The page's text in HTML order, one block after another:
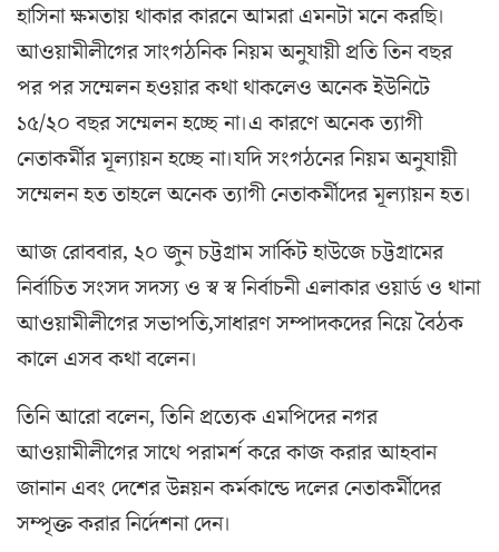
হাসিনা ক্ষমতায় থাকার কারনে আমরা এমনটা মনে করছি।
আওয়ামীলীগের সাংগঠনিক নিয়ম অনুযায়ী প্রতি তিন বছর
পর পর সম্মেলন হওয়ার কথা থাকলেও অনেক ইউনিটে
১৫/২০ বছর সম্মেলন হচ্ছে না।এ কারণে অনেক ত্যাগী
নেতাকর্মীর মূল্যায়ন হচ্ছে না।যদি সংগঠনের নিয়ম অনুযায়ী
সম্মেলন হত তাহলে অনেক ত্যাগী নেতাকর্মীদের মূল্যায়ন হত।
আজ রোববার, ২০ জুন চট্টগ্রাম সার্কিট হাউজে চট্টগ্রামের
নির্বাচিত সংসদ সদস্য ও স্ব স্ব নির্বাচনী এলাকার ওয়ার্ড ও থানা
আওয়ামীলীগের সভাপতি,সাধারণ সম্পাদকদের নিয়ে বৈঠক
কালে এসব কথা বলেন।
তিনি আরো বলেন, তিনি প্রত্যেক এমপিদের নগর
আওয়ামীলীগের সাথে পরামর্শ করে কাজ করার আহবান
জানান এবং দেশের উন্নয়ন কর্মকান্ডে দলের নেতাকর্মীদের
সম্পৃক্ত করার নির্দেশনা দেন।